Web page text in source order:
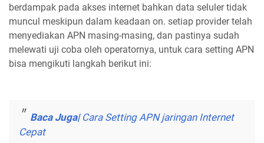
berdampak pada akses internet bahkan data seluler tidak
muncul meskipun dalam keadaan on. setiap provider telah
menyediakan APN masing-masing, dan pastinya sudah
melewati uji coba oleh operatornya, untuk cara setting APN
bisa mengikuti langkah berikut ini:
Baca Juga| Cara Setting APN jaringan Internet
Cepat